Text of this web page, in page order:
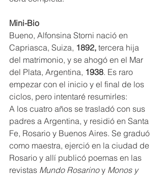
Mini-Bio
Bueno, Alfonsina Storni nació en
Capriasca, Suiza, 1892, tercera hija
del matrimonio, y se ahogó en el Mar
del Plata, Argentina, 1938. Es raro
empezar con el inicio y el final de los
ciclos, pero intentaré resumirles:
A los cuatro años se trasladó con sus
padres a Argentina, y residió en Santa
Fe, Rosario y Buenos Aires. Se graduó
como maestra, ejerció en la ciudad de
Rosario y allí publicó poemas en las
revistas Mundo Rosarino y Monos y